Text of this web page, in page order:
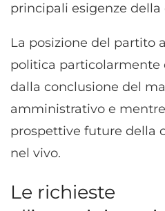
principali esigenze della
La posizione del partito
politica particolarmente
dalla conclusione del
amministrativo e
prospettive future della
nel vivo.
Le richieste